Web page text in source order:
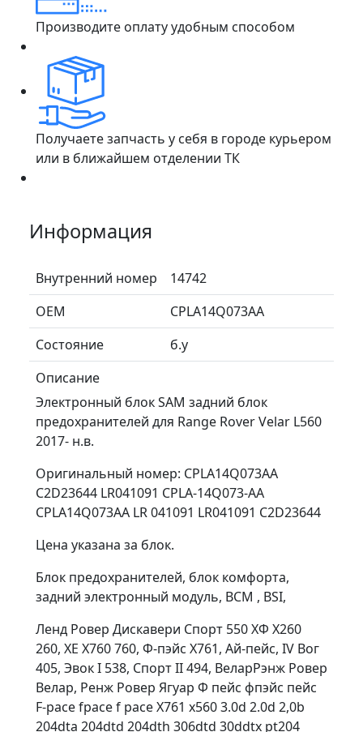
Производите оплату удобным способом
Получаете запчасть у себя в городе курьером
или в ближайшем отделении ТК
Информация
Внутренний номер
14742
ОЕМ
CPLA14Q073AA
Состояние
б.у
Описание
Электронный блок SAM задний блок
предохранителей для Range Rover Velar L560
2017- н.в.
Оригинальный номер: CPLA14Q073AA
C2D23644 LR041091 CPLA-14Q073-AA
CPLA14Q073AA LR 041091 LR041091 C2D23644
Цена указана за блок.
Блок предохранителей, блок комфорта,
задний электронный модуль, BCM , BSI,
Ленд Ровер Дискавери Спорт 550 ХФ Х260
260, ХЕ Х760 760, Ф-пэйс Х761, Ай-пейс, IV Вог
405, Эвок I 538, Спорт II 494, ВеларРэнж Ровер
Велар, Ренж Ровер Ягуар Ф пейс фпэйс пейс
F-pace fpace f pace Х761 х560 3.0d 2.0d 2,0b
204dta 204dtd 204dth 306dtd 30ddtx pt204